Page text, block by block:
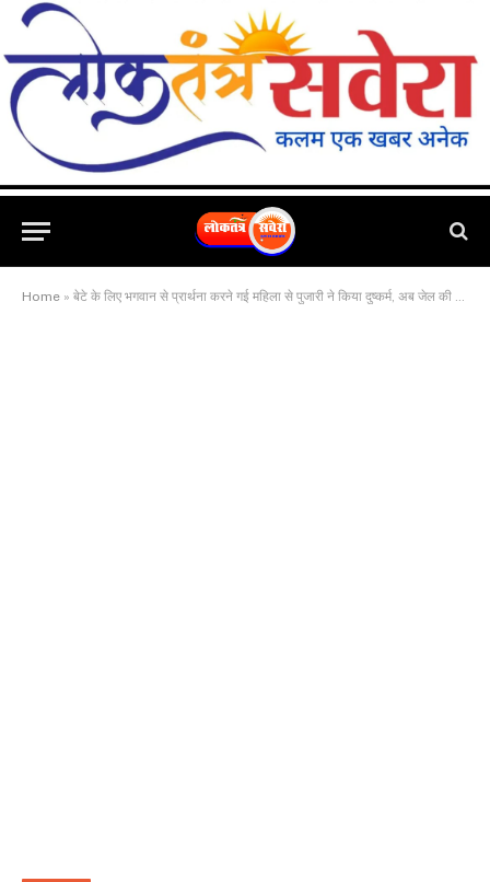
Home » बेटे के लिए भगवान से प्रार्थना करने गई महिला से पुजारी ने किया दुष्कर्म, अब जेल की काल कोठरी में कटेंगा पुजारी का दिन